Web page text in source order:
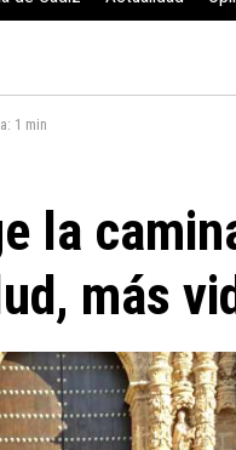
1 min
la
más